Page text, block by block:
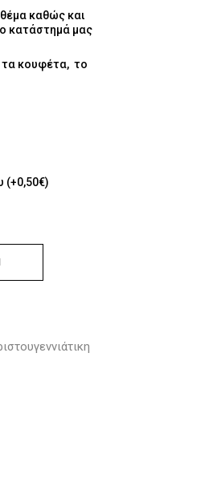
καθώς και
κατάστημά μας
τα κουφέτα, το
(+0,50€)